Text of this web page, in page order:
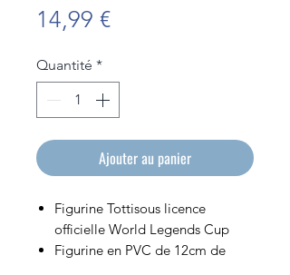
14,99 €Prix
Quantité *
Ajouter au panier
Figurine Tottisous licence
officielle World Legends Cup
Figurine en PVC de 12cm de